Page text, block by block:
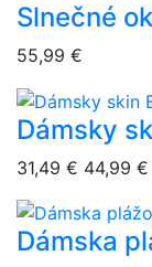
overlay bg
Slnečné
55,99 €
overlay bg
Dámsky
31,49 € 44,99 €
overlay bg
Dámska